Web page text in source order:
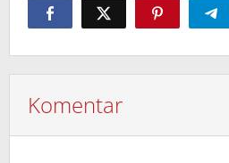
Komentar